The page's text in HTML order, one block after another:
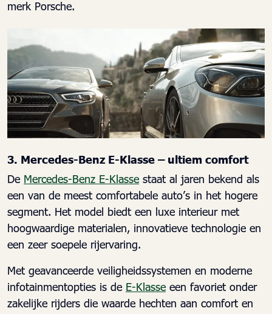
merk Porsche.
3. Mercedes-Benz E-Klasse – ultiem comfort
De Mercedes-Benz E-Klasse staat al jaren bekend als
een van de meest comfortabele auto’s in het hogere
segment. Het model biedt een luxe interieur met
hoogwaardige materialen, innovatieve technologie en
een zeer soepele rijervaring.
Met geavanceerde veiligheidssystemen en moderne
infotainmentopties is de E-Klasse een favoriet onder
zakelijke rijders die waarde hechten aan comfort en